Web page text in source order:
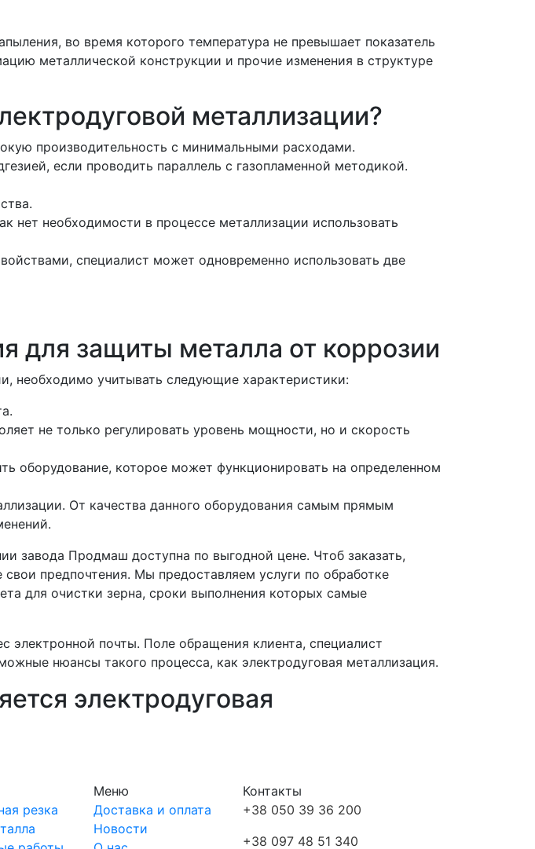
во время которого температура не превышает показатель
металлической конструкции и прочие изменения в структуре
металлизации?
производительность с минимальными расходами.
если проводить параллель с газопламенной методикой.
нет необходимости в процессе металлизации использовать
специалист может одновременно использовать две
для защиты металла от коррозии
необходимо учитывать следующие характеристики:
не только регулировать уровень мощности, но и скорость
оборудование, которое может функционировать на определенном
От качества данного оборудования самым прямым
завода Продмаш доступна по выгодной цене. Чтоб заказать,
предпочтения. Мы предоставляем услуги по обработке
для очистки зерна, сроки выполнения которых самые
электронной почты. Поле обращения клиента, специалист
нюансы такого процесса, как электродуговая металлизация.
электродуговая
резка
Меню
Доставка и оплата
Новости
Контакты
+38 050 39 36 200
+38 097 48 51 340